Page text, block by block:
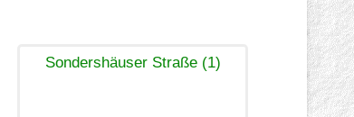
Sondershäuser Straße (1)